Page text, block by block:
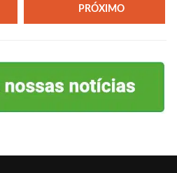
PRÓXIMO